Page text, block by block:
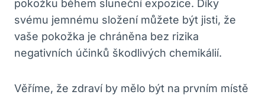
pokožku během sluneční expozice. Díky
svému jemnému složení můžete být jisti, že
vaše pokožka je chráněna bez rizika
negativních účinků škodlivých chemikálií.
Věříme, že zdraví by mělo být na prvním místě